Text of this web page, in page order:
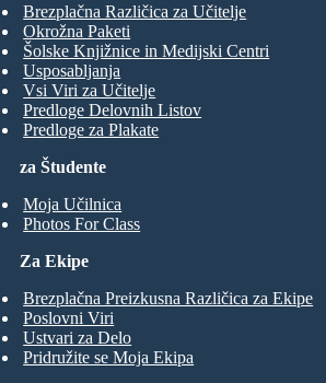
za Študente
Moja Učilnica
Photos For Class
Brezplačna Različica za Učitelje
Okrožna Paketi
Šolske Knjižnice in Medijski Centri
Usposabljanja
Vsi Viri za Učitelje
Predloge Delovnih Listov
Predloge za Plakate
Za Ekipe
Brezplačna Preizkusna Različica za Ekipe
Poslovni Viri
Ustvari za Delo
Pridružite se Moja Ekipa